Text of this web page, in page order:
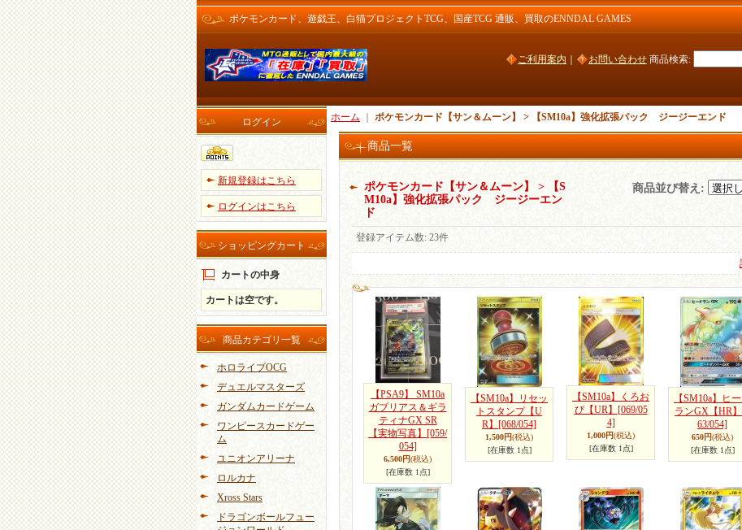
ポケモンカード、遊戯王、白猫プロジェクトTCG、国産TCG 通販、買取のENNDAL GAMES
ご利用案内 お問い合わせ 商品検索:
ログイン
新規登録はこちら
ログインはこちら
ショッピングカート
カートの中身
カートは空です。
商品カテゴリ一覧
ホロライブOCG
デュエルマスターズ
ガンダムカードゲーム
ワンピースカードゲー
ム
ユニオンアリーナ
ロルカナ
Xross Stars
ドラゴンボールフュー
ホーム ポケモンカード【サン＆ムーン】 > 【SM10a】強化拡張パック ジージーエンド
商品一覧
ポケモンカード【サン＆ムーン】 > 【S
M10a】強化拡張パック ジージーエン
ド
商品並び替え :
登録アイテム数: 23件
【PSA9】 SM10a
ガブリアス＆ギラ
ティナGX SR
【実物写真】 [059/
054]
6,500円(税込)
[在庫数 1点]
【SM10a】リセッ
トスタンプ【U
R】 [068/054]
1,500円(税込)
[在庫数 1点]
【SM10a】くろお
び【UR】
[069/05
4]
1,000円(税込)
[在庫数 1点]
【SM10a】ヒ
ランGX【HR】
63/054]
650円(税込)
[在庫数 1点]